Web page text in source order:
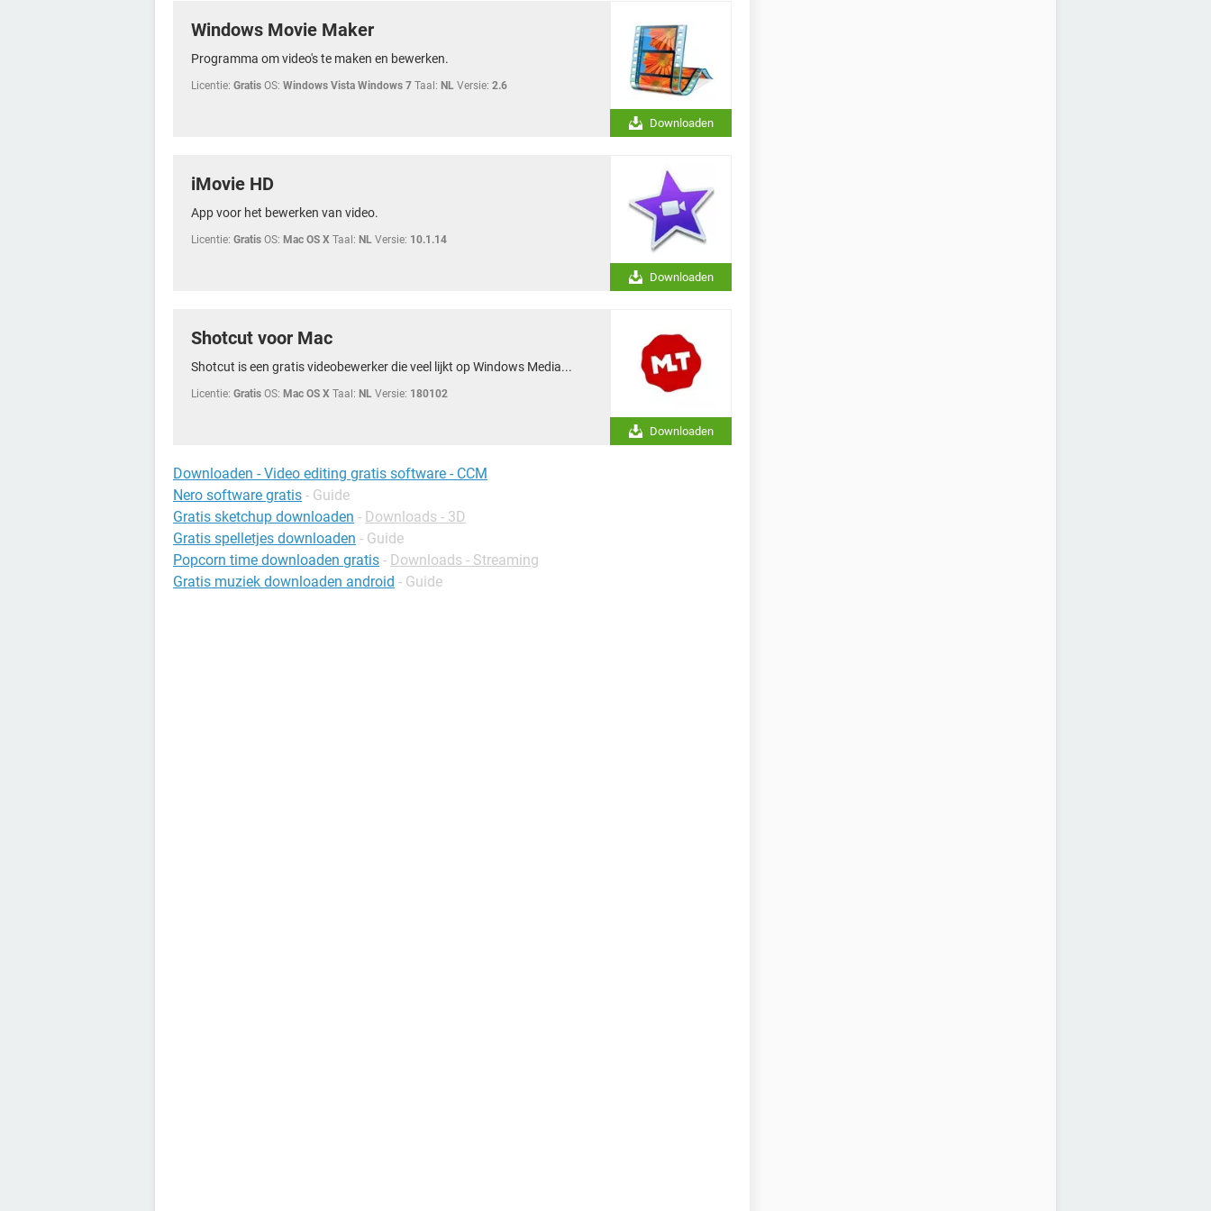
Windows Movie Maker
Programma om video's te maken en bewerken.
Licentie: Gratis OS: Windows Vista Windows 7 Taal: NL Versie: 2.6
Downloaden
iMovie HD
App voor het bewerken van video.
Licentie: Gratis OS: Mac OS X Taal: NL Versie: 10.1.14
Downloaden
Shotcut voor Mac
Shotcut is een gratis videobewerker die veel lijkt op Windows Media...
Licentie: Gratis OS: Mac OS X Taal: NL Versie: 180102
Downloaden
Downloaden - Video editing gratis software - CCM
Nero software gratis - Guide
Gratis sketchup downloaden - Downloads - 3D
Gratis spelletjes downloaden - Guide
Popcorn time downloaden gratis - Downloads - Streaming
Gratis muziek downloaden android - Guide